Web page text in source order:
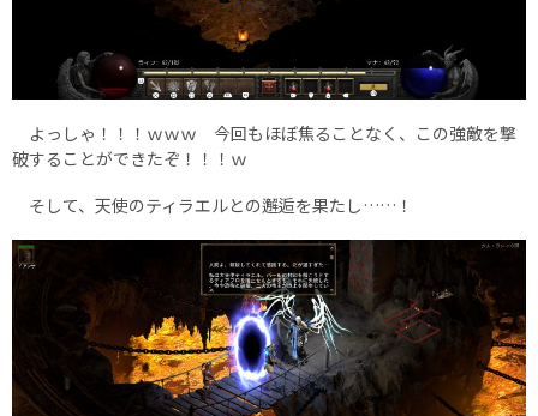
よっしゃ！！！ｗｗｗ 今回もほぼ焦ることなく、この強敵を撃
破することができたぞ！！！ｗ
そして、天使のティラエルとの邂逅を果たし……！